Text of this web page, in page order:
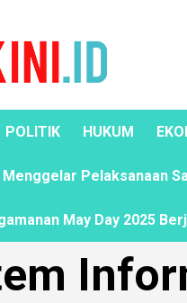
POLITIK HUKUM
Pelaksanaan
May Day 2025